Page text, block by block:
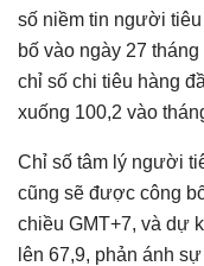
số niềm tin người
bố vào ngày 27
chỉ số chi tiêu hàng
xuống 100,2 vào
Chỉ số tâm lý người
cũng sẽ được công
chiều GMT+7, và dự
lên 67,9, phản ánh